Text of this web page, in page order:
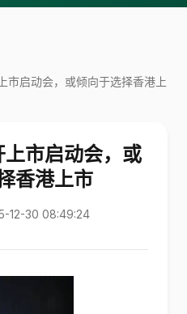
市启动会，或倾向于选择香港上
市启动会，或
香港上市
12-30 08:49:24